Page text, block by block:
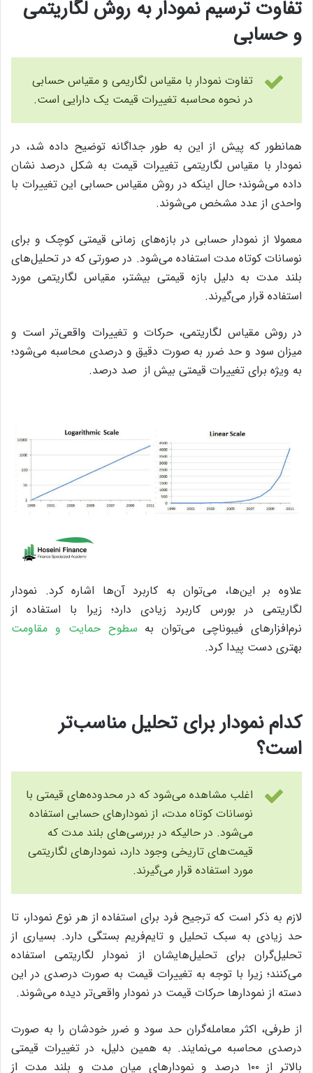
تفاوت ترسیم نمودار به روش لگاریتمی
و حسابی
تفاوت نمودار با مقیاس لگاریمی و مقیاس حسابی
در نحوه محاسبه تغییرات قیمت یک دارایی است.
همانطور که پیش از این به طور جداگانه توضیح داده شد، در
نمودار با مقیاس لگاریتمی تغییرات قیمت به شکل درصد نشان
داده می‌شوند؛ حال اینکه در روش مقیاس حسابی این تغییرات با
واحدی از عدد مشخص می‌شوند.
معمولا از نمودار حسابی در بازه‌های زمانی قیمتی کوچک و برای
نوسانات کوتاه مدت استفاده می‌شود. در صورتی که در تحلیل‌های
بلند مدت به دلیل بازه قیمتی بیشتر، مقیاس لگاریتمی مورد
استفاده قرار می‌گیرند.
در روش مقیاس لگاریتمی، حرکات و تغییرات واقعی‌تر است و
میزان سود و حد ضرر به صورت دقیق و درصدی محاسبه می‌شود؛
به ویژه برای تغییرات قیمتی بیش از صد درصد.
علاوه بر این‌‌ها، می‌توان به کاربرد آن‌ها اشاره کرد. نمودار
لگاریتمی در بورس کاربرد زیادی دارد؛ زیرا با استفاده از
نرم‌افزارهای فیبوناچی می‌توان به سطوح حمایت و مقاومت
بهتری دست پیدا کرد.
کدام نمودار برای تحلیل مناسب‌تر
است؟
اغلب مشاهده می‌شود که در محدوده‌های قیمتی با
نوسانات کوتاه ‌مدت، از نمودارهای حسابی استفاده
می‌شود. در حالیکه در بررسی‌های بلند مدت که
قیمت‌های تاریخی وجود دارد، نمودارهای لگاریتمی
مورد استفاده قرار می‌گیرند.
لازم به ذکر است که ترجیح فرد برای استفاده از هر نوع نمودار، تا
حد زیادی به سبک تحلیل و تایم‌فریم بستگی دارد. بسیاری از
تحلیل‌گران برای تحلیل‌هایشان از نمودار لگاریتمی استفاده
می‌کنند؛ زیرا با توجه به تغییرات قیمت به ‌صورت درصدی در این
دسته از نمودارها حرکات قیمت در نمودار واقعی‌تر دیده می‌شوند.
از طرفی، اکثر معامله‌گران حد سود و ضرر خودشان را به صورت
درصدی محاسبه می‌نمایند. به همین دلیل، در تغییرات قیمتی
بالاتر از ۱۰۰ درصد و نمودارهای میان ‌مدت و بلند مدت از